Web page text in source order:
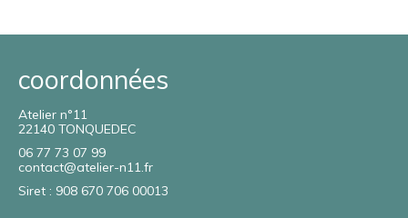
coordonnées
Atelier n°11
22140 TONQUEDEC
06 77 73 07 99
contact@atelier-n11.fr
Siret : 908 670 706 00013